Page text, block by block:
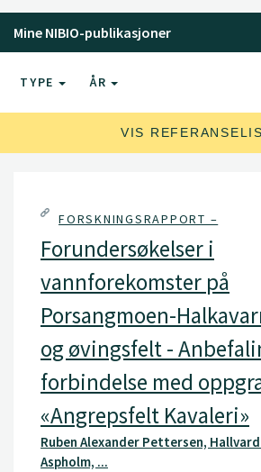
Mine NIBIO-publikasjoner
TYPE ÅR
VIS
FORSKNINGSRAPPORT –
Forundersøkelser i
vannforekomster på
Porsangmoen-
og øvingsfelt -
forbindelse med
«Angrepsfelt Kavaleri»
Ruben Alexander Pettersen,
Aspholm, ...